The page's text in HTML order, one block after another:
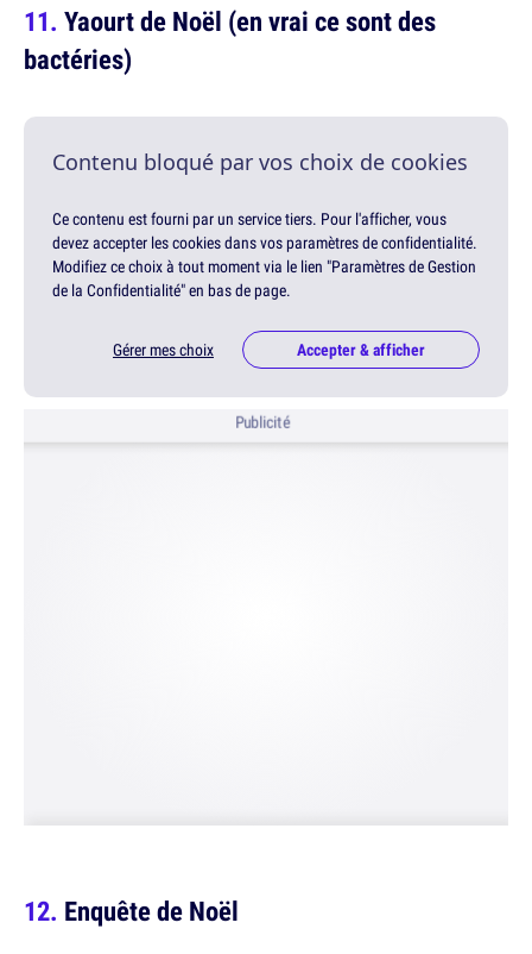
Yaourt de Noël (en vrai ce sont des
bactéries)
Contenu bloqué par vos choix de cookies
Ce contenu est fourni par un service tiers. Pour l'afficher, vous
devez accepter les cookies dans vos paramètres de confidentialité.
Modifiez ce choix à tout moment via le lien "Paramètres de Gestion
de la Confidentialité" en bas de page.
Gérer mes choix Accepter & afficher
Publicité
Enquête de Noël